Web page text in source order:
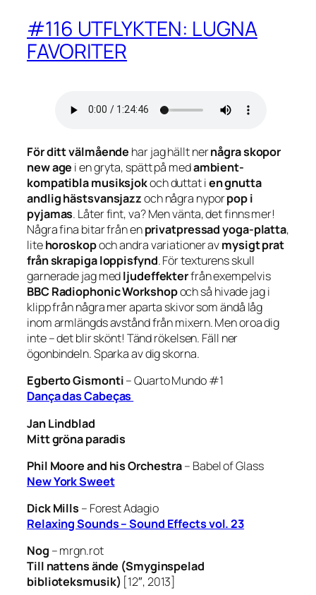
#116 UTFLYKTEN: LUGNA
FAVORITER
För ditt välmående har jag hällt nernågra skopor
new age i en gryta, spätt på medambient-
kompatibla musiksjokoch duttat ien gnutta
andlig hästsvansjazzoch några nyporpop i
pyjamas. Låter fint, va? Men vänta, det finns mer!
Några fina bitar från enprivatpressad yoga-platta,
litehoroskopoch andra variationer avmysigt prat
från skrapiga loppisfynd. För texturens skull
garnerade jag medljudeffekterfrån exempelvis
BBC Radiophonic Workshopoch så hivade jag i
klipp från några mer aparta skivor som ändå låg
inom armlängds avstånd från mixern. Men oroa dig
inte – det blir skönt! Tänd rökelsen. Fäll ner
ögonbindeln. Sparka av dig skorna.
Egberto Gismonti–Quarto Mundo #1
Dança das Cabeças
Jan Lindblad
Mitt gröna paradis
Phil Moore and his Orchestra– Babel of Glass
New York Sweet
Dick Mills – Forest Adagio
Relaxing Sounds – Sound Effects vol. 23
Nog –mrgn.rot
Till nattens ände (Smyginspelad
biblioteksmusik) [12″, 2013]